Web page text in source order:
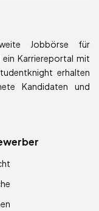
Jobbörse für
Karriereportal mit
erhalten
Kandidaten und